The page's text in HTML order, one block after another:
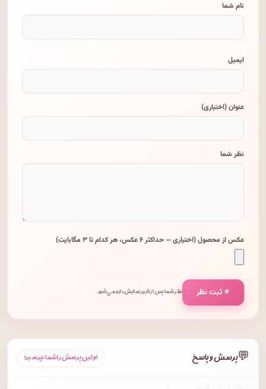
نام شما
ایمیل
عنوان (اختیاری)
نظر شما
عکس از محصول (اختیاری — حداکثر ۶ عکس، هر کدام تا ۳ مگابایت)
⭐ ثبت نظر نظر شما پس از تأیید نمایش داده می‌شود.
💬پرسش و پاسخ اولین پرسش را شما بپرسید!